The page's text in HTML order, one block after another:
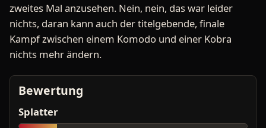
zweites Mal anzusehen. Nein, nein, das war leider
nichts, daran kann auch der titelgebende, finale
Kampf zwischen einem Komodo und einer Kobra
nichts mehr ändern.
Bewertung
Splatter